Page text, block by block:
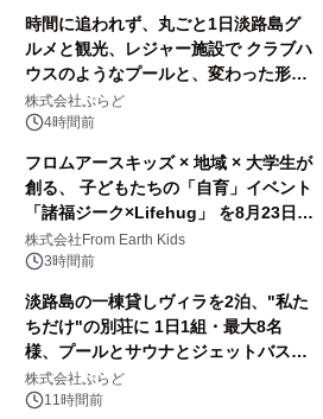
時間に追われず、丸ごと1日淡路島グ
ルメと観光、レジャー施設で クラブハ
ウスのようなプールと、変わった形の
サウナも 「THE BOXY AWAJI」のお
得な素泊まり連泊プランで
株式会社ぷらど
4時間前
フロムアースキッズ × 地域 × 大学生が
創る、 子どもたちの「自育」イベント
「諸福ジーク×Lifehug」 を8月23日
(日)開催
株式会社From Earth Kids
3時間前
淡路島の一棟貸しヴィラを2泊、"私た
ちだけ"の別荘に 1日1組・最大8名
様、プールとサウナとジェットバス付
きで Villa Mon Temps AWAJIの連泊
素泊りプラン
株式会社ぷらど
11時間前